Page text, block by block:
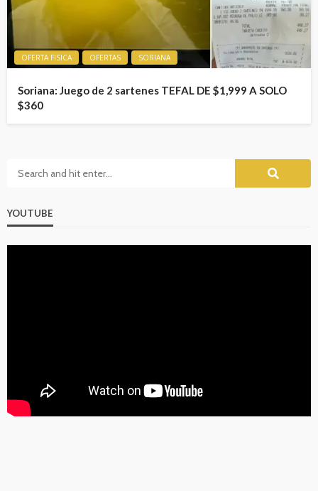
OFERTA FISICA OFERTAS SORIANA
Soriana: Juego de 2 sartenes TEFAL DE $1,999 A SOLO
$360
YOUTUBE